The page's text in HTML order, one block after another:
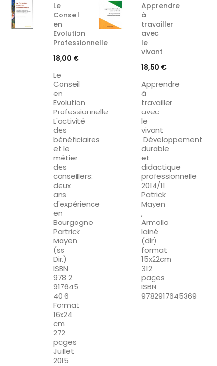
Le
Conseil
en
Evolution
Professionnelle
Prix
18,00 €
Le
Conseil
en
Evolution
Professionnelle
L'activité
des
bénéficiaires
et le
métier
des
conseillers:
deux
ans
d'expérience
en
Bourgogne
Partrick
Mayen
(ss
Dir.)
ISBN
978 2
917645
40 6
Format
16x24
cm
272
pages
Juillet
2015
Apprendre
à
travailler
avec
le
vivant
Prix
18,50 €
Apprendre
à
travailler
avec
le
vivant
Développement
durable
et
didactique
professionnelle
2014/11
Patrick
Mayen
,
Armelle
lainé
(dir)
format
15x22cm
312
pages
ISBN
9782917645369